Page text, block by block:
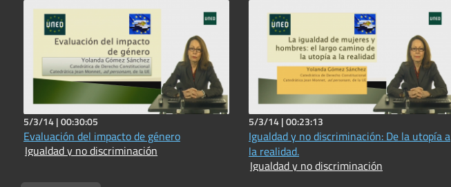
5/3/14 |00:30:05
Evaluación del impacto de género
Igualdad y no discriminación
5/3/14 |00:23:13
Igualdad y no discriminación: De la utopía a
la realidad.
Igualdad y no discriminación